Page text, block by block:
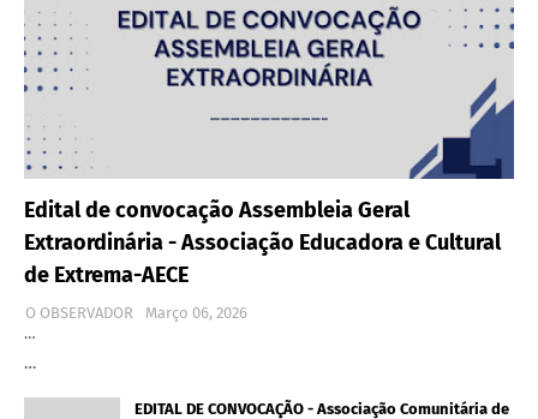
Edital de convocação Assembleia Geral
Extraordinária - Associação Educadora e Cultural
de Extrema-AECE
O OBSERVADOR
Março 06, 2026
…
…
EDITAL DE CONVOCAÇÃO - Associação Comunitária de